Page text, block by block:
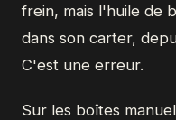
frein, mais l'huile de
dans son carter,
C'est une erreur.
Sur les boîtes